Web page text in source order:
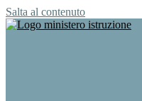
Salta al contenuto